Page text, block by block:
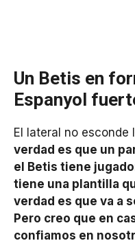
Un Betis en
Espanyol
El lateral no esconde
verdad es que un
el Betis tiene
tiene una plantilla
verdad es que va a
Pero creo que en
confiamos en